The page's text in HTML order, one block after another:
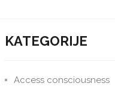
KATEGORIJE
Access consciousness